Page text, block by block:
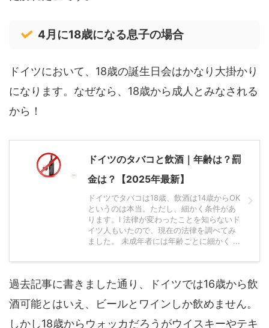
4月に18歳になる息子の場合
ドイツにおいて、18歳の誕生日会はかなり大掛かり
になります。なぜなら、18歳から成人とみなされる
から！
ドイツのタバコと飲酒｜年齢は？罰
金は？【2025年最新】
ドイツでタバコは18歳、飲酒は14歳からOK
というのは本当。ただし、細かく条件があ
ります。l 法律が変わったことを知らないド
イツ人もいたので、現在の法律を調べてみ
ました。 未成年者には年齢ごとに細かく ...
過去記事に書きました通り、ドイツでは16歳から飲
酒可能とはいえ、ビールとワインしか飲めません。
しかし18歳からウォッカだろうがウイスキーやテキ